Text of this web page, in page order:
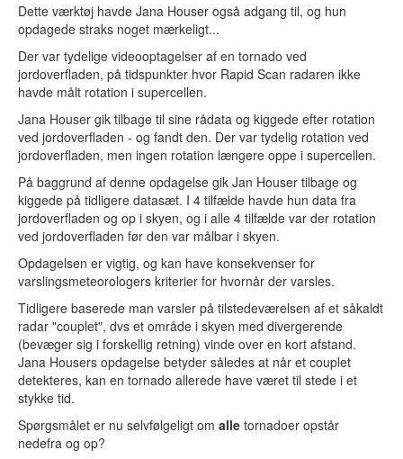
Dette værktøj havde Jana Houser også adgang til, og hun
opdagede straks noget mærkeligt...
Der var tydelige videooptagelser af en tornado ved
jordoverfladen, på tidspunkter hvor Rapid Scan radaren ikke
havde målt rotation i supercellen.
Jana Houser gik tilbage til sine rådata og kiggede efter rotation
ved jordoverfladen - og fandt den. Der var tydelig rotation ved
jordoverfladen, men ingen rotation længere oppe i supercellen.
På baggrund af denne opdagelse gik Jan Houser tilbage og
kiggede på tidligere datasæt. I 4 tilfælde havde hun data fra
jordoverfladen og op i skyen, og i alle 4 tilfælde var der rotation
ved jordoverfladen før den var målbar i skyen.
Opdagelsen er vigtig, og kan have konsekvenser for
varslingsmeteorologers kriterier for hvornår der varsles.
Tidligere baserede man varsler på tilstedeværelsen af et såkaldt
radar "couplet", dvs et område i skyen med divergerende
(bevæger sig i forskellig retning) vinde over en kort afstand.
Jana Housers opdagelse betyder således at når et couplet
detekteres, kan en tornado allerede have været til stede i et
stykke tid.
Spørgsmålet er nu selvfølgeligt om alle tornadoer opstår
nedefra og op?